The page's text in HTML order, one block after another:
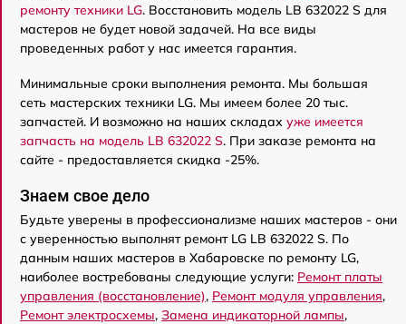
ремонту техники LG. Восстановить модель LB 632022 S для
мастеров не будет новой задачей. На все виды
проведенных работ у нас имеется гарантия.
Минимальные сроки выполнения ремонта. Мы большая
сеть мастерских техники LG. Мы имеем более 20 тыс.
запчастей. И возможно на наших складах уже имеется
запчасть на модель LB 632022 S. При заказе ремонта на
сайте - предоставляется скидка -25%.
Знаем свое дело
Будьте уверены в профессионализме наших мастеров - они
с уверенностью выполнят ремонт LG LB 632022 S. По
данным наших мастеров в Хабаровске по ремонту LG,
наиболее востребованы следующие услуги: Ремонт платы
управления (восстановление), Ремонт модуля управления,
Ремонт электросхемы, Замена индикаторной лампы,